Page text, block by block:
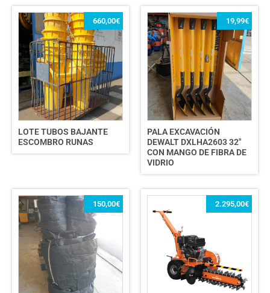
LOTE TUBOS BAJANTE
ESCOMBRO RUNAS
660,00€
PALA EXCAVACIÓN
DEWALT DXLHA2603 32″
CON MANGO DE FIBRA DE
VIDRIO
19,99€
150,00€ 2.295,00€